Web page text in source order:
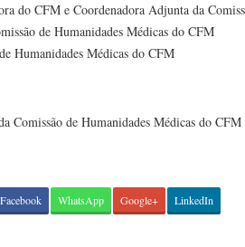
do CFM e Coordenadora Adjunta da
de Humanidades Médicas do CFM
Humanidades Médicas do CFM
de Humanidades Médicas do CFM
Facebook WhatsApp Google+ LinkedIn